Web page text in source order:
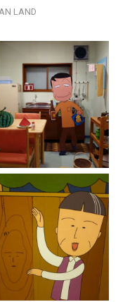
LAND